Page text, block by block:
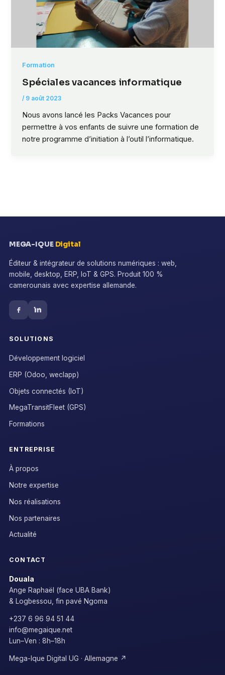
Formation
Spéciales vacances informatique
/ 9 août 2023
Nous avons lancé les Packs Vacances pour
permettre à vos enfants de suivre une formation de
notre programme d’initiation à l’outil l’informatique.
MEGA-IQUE Digital
Éditeur & intégrateur de solutions numériques : web,
mobile, desktop, ERP, IoT & GPS. Produit 100 %
camerounais avec expertise allemande.
SOLUTIONS
Développement logiciel
ERP (Odoo, weclapp)
Objets connectés (IoT)
MegaTransitFleet (GPS)
Formations
ENTREPRISE
À propos
Notre expertise
Nos réalisations
Nos partenaires
Actualité
CONTACT
Douala
Ange Raphaël (face UBA Bank)
& Logbessou, fin pavé Ngoma
+237 6 96 94 51 44
info@megaique.net
Lun–Ven : 8h–18h
Mega-Ique Digital UG · Allemagne ↗